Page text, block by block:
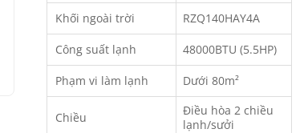
Khối ngoài trời RZQ140HAY4A
Công suất lạnh 48000BTU (5.5HP)
Phạm vi làm lạnh Dưới 80m²
Chiều
Điều hòa 2 chiều
lạnh/sưởi